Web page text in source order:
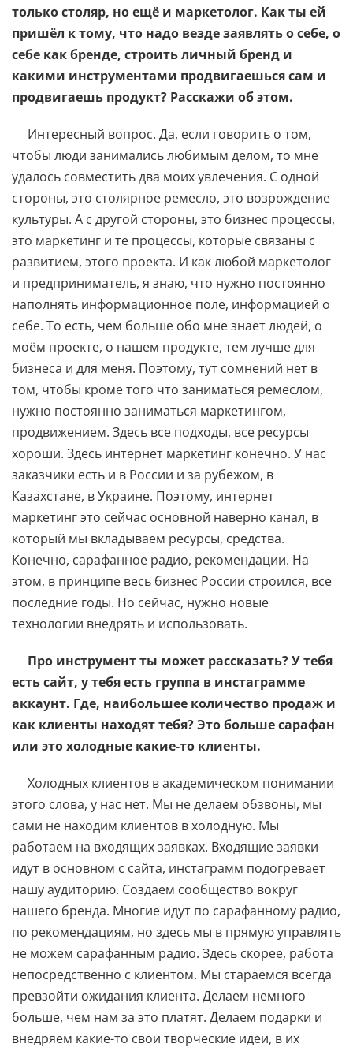
только столяр, но ещё и маркетолог. Как ты ей
пришёл к тому, что надо везде заявлять о себе, о
себе как бренде, строить личный бренд и
какими инструментами продвигаешься сам и
продвигаешь продукт? Расскажи об этом.
Интересный вопрос. Да, если говорить о том,
чтобы люди занимались любимым делом, то мне
удалось совместить два моих увлечения. С одной
стороны, это столярное ремесло, это возрождение
культуры. А с другой стороны, это бизнес процессы,
это маркетинг и те процессы, которые связаны с
развитием, этого проекта. И как любой маркетолог
и предприниматель, я знаю, что нужно постоянно
наполнять информационное поле, информацией о
себе. То есть, чем больше обо мне знает людей, о
моём проекте, о нашем продукте, тем лучше для
бизнеса и для меня. Поэтому, тут сомнений нет в
том, чтобы кроме того что заниматься ремеслом,
нужно постоянно заниматься маркетингом,
продвижением. Здесь все подходы, все ресурсы
хороши. Здесь интернет маркетинг конечно. У нас
заказчики есть и в России и за рубежом, в
Казахстане, в Украине. Поэтому, интернет
маркетинг это сейчас основной наверно канал, в
который мы вкладываем ресурсы, средства.
Конечно, сарафанное радио, рекомендации. На
этом, в принципе весь бизнес России строился, все
последние годы. Но сейчас, нужно новые
технологии внедрять и использовать.
Про инструмент ты может рассказать? У тебя
есть сайт, у тебя есть группа в инстаграмме
аккаунт. Где, наибольшее количество продаж и
как клиенты находят тебя? Это больше сарафан
или это холодные какие-то клиенты.
Холодных клиентов в академическом понимании
этого слова, у нас нет. Мы не делаем обзвоны, мы
сами не находим клиентов в холодную. Мы
работаем на входящих заявках. Входящие заявки
идут в основном с сайта, инстаграмм подогревает
нашу аудиторию. Создаем сообщество вокруг
нашего бренда. Многие идут по сарафанному радио,
по рекомендациям, но здесь мы в прямую управлять
не можем сарафанным радио. Здесь скорее, работа
непосредственно с клиентом. Мы стараемся всегда
превзойти ожидания клиента. Делаем немного
больше, чем нам за это платят. Делаем подарки и
внедряем какие-то свои творческие идеи, в их